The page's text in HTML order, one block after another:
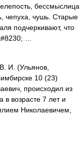
бессмыслица
чепуха, чушь. Старые
подчеркивают, что
…
И. (Ульянов,
10 (23)
происходил из
возрасте 7 лет и
Николаевичем,